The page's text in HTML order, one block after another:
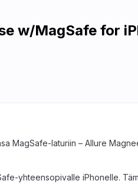
w/MagSafe for
MagSafe-laturiin – Allure
yhteensopivalle iPhonelle.